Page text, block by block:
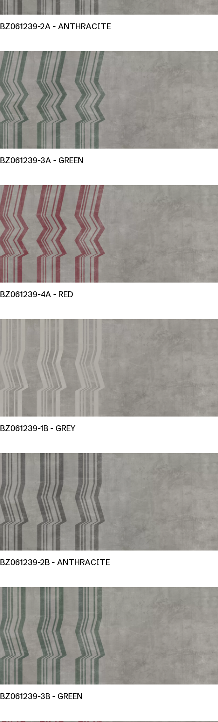
BZ061239-2A - ANTHRACITE
BZ061239-3A - GREEN
BZ061239-4A - RED
BZ061239-1B - GREY
BZ061239-2B - ANTHRACITE
BZ061239-3B - GREEN